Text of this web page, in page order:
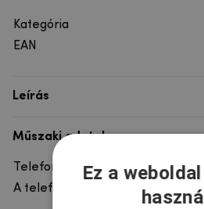
Kategória
EAN
Leírás
Műszaki adatok
Telefon márka
A telefonmodellhez
Ez a
használ